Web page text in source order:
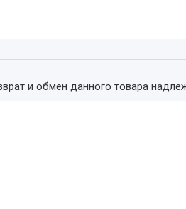
и обмен данного товара